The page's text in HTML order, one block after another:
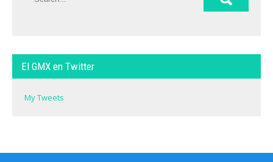
El GMX en Twitter
My Tweets